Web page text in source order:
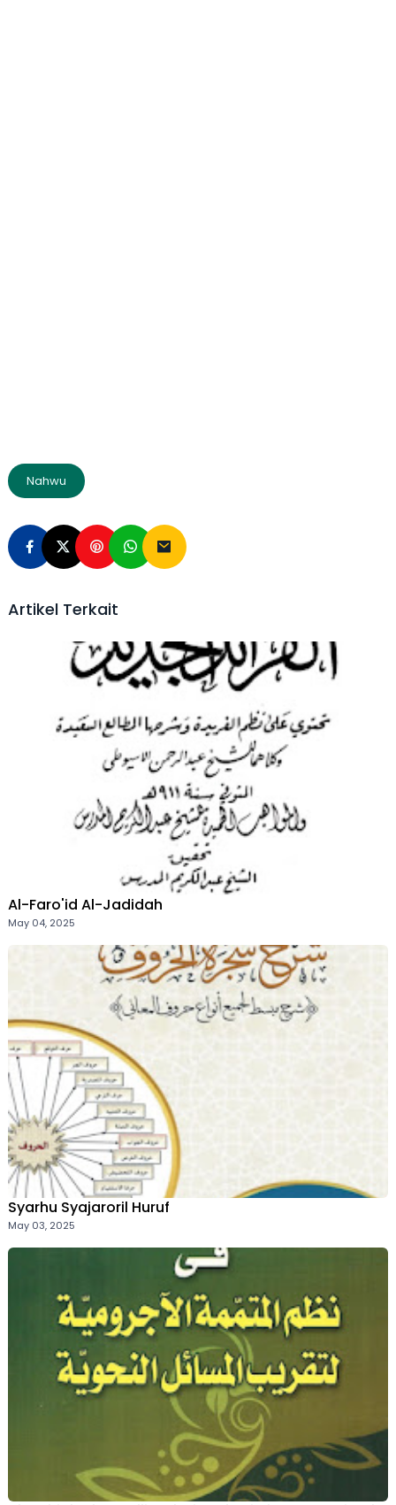
Nahwu
Artikel Terkait
Al-Faro'id Al-Jadidah
May 04, 2025
Syarhu Syajaroril Huruf
May 03, 2025